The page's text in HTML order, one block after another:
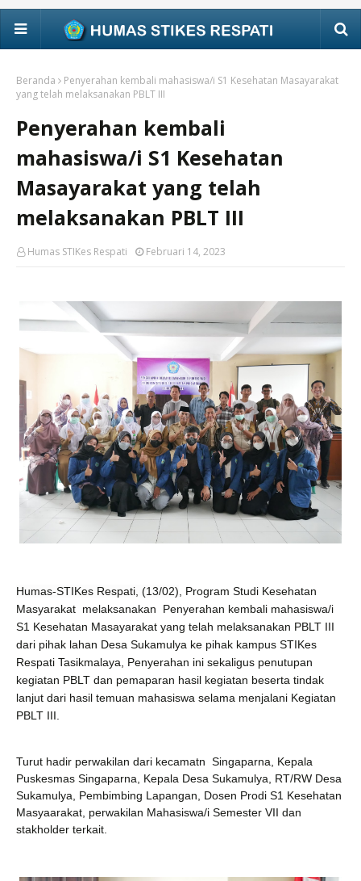
Beranda
Penyerahan kembali mahasiswa/i S1 Kesehatan Masayarakat
yang telah melaksanakan PBLT III
Penyerahan kembali
mahasiswa/i S1 Kesehatan
Masayarakat yang telah
melaksanakan PBLT III
Humas STIKes Respati Februari 14, 2023
Humas-STIKes Respati, (13/02)
Program Studi Kesehatan
Masyarakat melaksanakan
Penyerahan kembali mahasiswa/i
S1 Kesehatan Masayarakat yang telah melaksanakan PBLT III
dari pihak lahan Desa Sukamulya ke pihak kampus STIKes
Respati Tasikmalaya, Penyerahan ini sekaligus penutupan
kegiatan PBLT dan pemaparan hasil kegiatan beserta tindak
lanjut dari hasil temuan mahasiswa selama menjalani Kegiatan
PBLT III.
Turut hadir perwakilan dari kecamatn Singaparna, Kepala
Puskesmas Singaparna, Kepala Desa Sukamulya, RT/RW Desa
Sukamulya, Pembimbing Lapangan, Dosen Prodi S1 Kesehatan
Masyaarakat, perwakilan Mahasiswa/i Semester VII dan
stakholder terkait.